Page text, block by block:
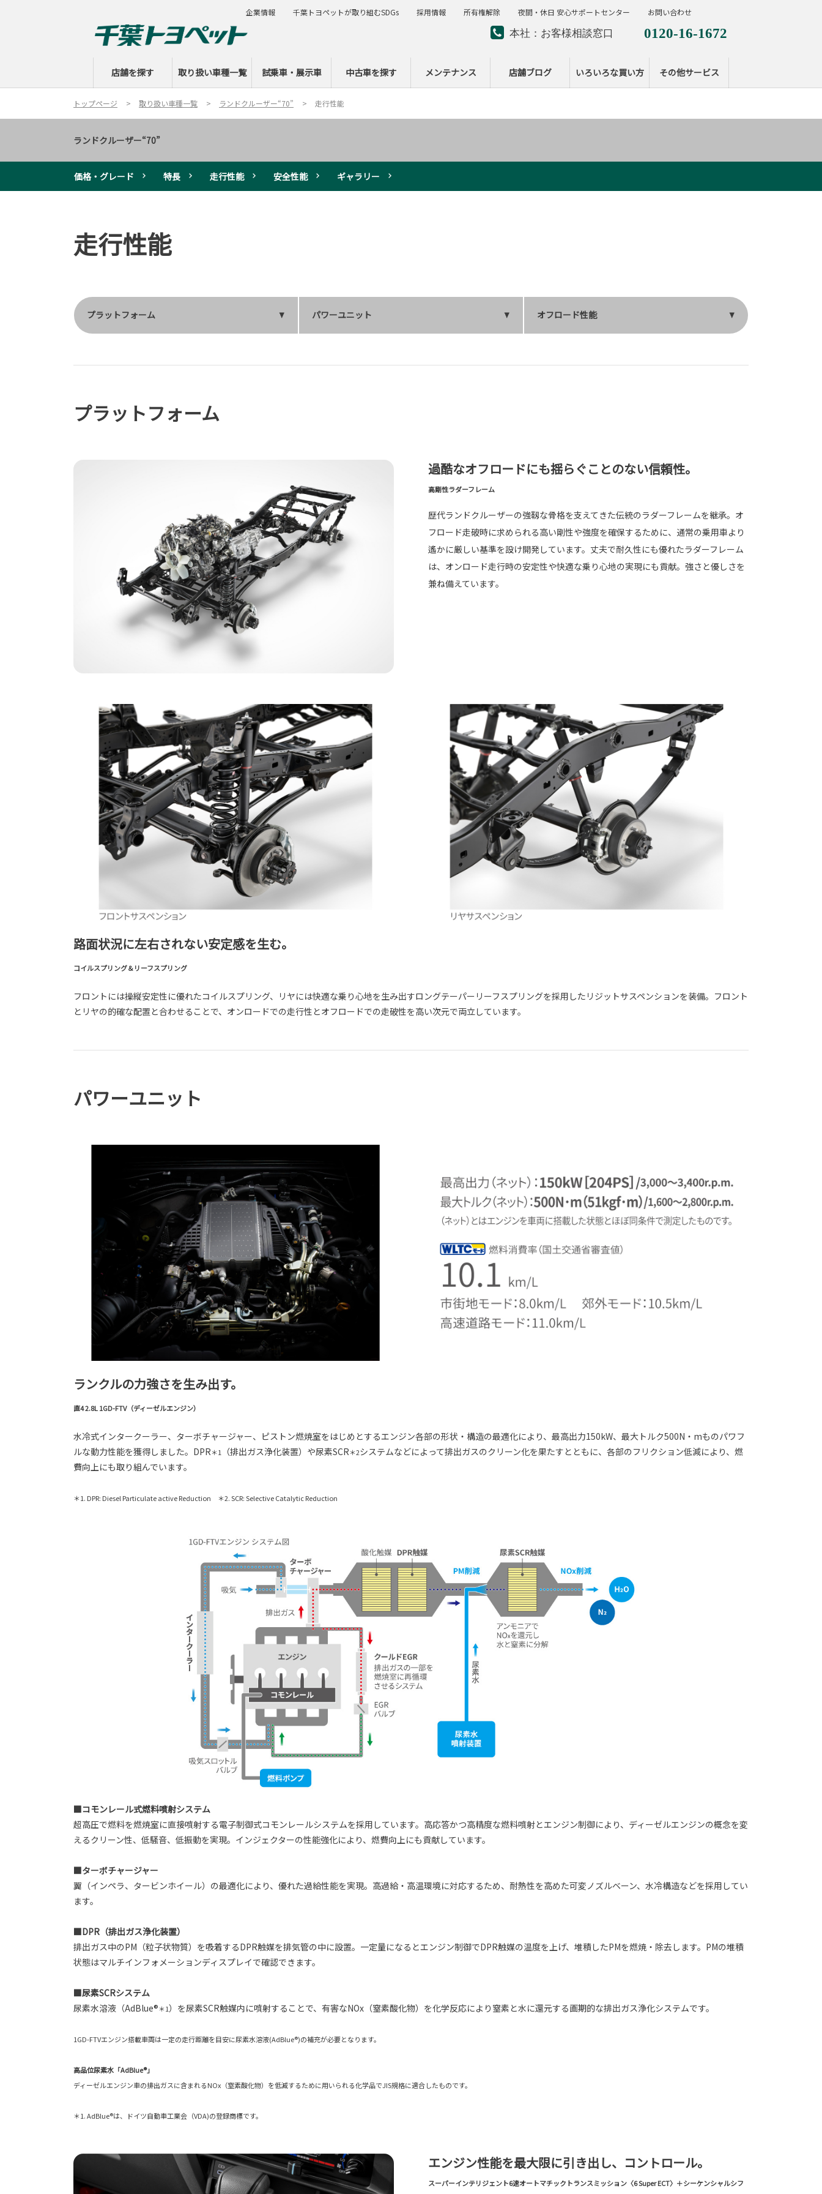
本社：お客様相談窓口 0120-16-1672
ー
店舗を探す 取り扱い車種一覧 試乗車・展示車 中古車を探す メンテナンス 店舗ブログ いろいろな買い方 その他サービス
企業情報 千葉トヨペットが取り組むSDGs 採用情報 所有権解除 夜間・休日 安心サポートセンター お問い合わせ
トップページ 取り扱い車種一覧 ランドクルーザー“70” 走行性能
ランドクルーザー“70”
価格・グレード 特長 走行性能 安全性能 ギャラリー
走行性能
プラットフォーム パワーユニット オフロード性能
プラットフォーム
過酷なオフロードにも揺らぐことのない信頼性。
高剛性ラダーフレーム
歴代ランドクルーザーの強靱な骨格を支えてきた伝統のラダーフレームを継承。オ
フロード走破時に求められる高い剛性や強度を確保するために、通常の乗用車より
遙かに厳しい基準を設け開発しています。丈夫で耐久性にも優れたラダーフレーム
は、オンロード走行時の安定性や快適な乗り心地の実現にも貢献。強さと優しさを
兼ね備えています。
路面状況に左右されない安定感を生む。
コイルスプリング＆リーフスプリング
フロントには操縦安定性に優れたコイルスプリング、リヤには快適な乗り心地を生み出すロングテーパーリーフスプリングを採用したリジットサスペンションを装備。フロント
とリヤの的確な配置と合わせることで、オンロードでの走行性とオフロードでの走破性を高い次元で両立しています。
パワーユニット
ランクルの力強さを生み出す。
直4 2.8L 1GD-FTV（ディーゼルエンジン）
水冷式インタークーラー、ターボチャージャー、ピストン燃焼室をはじめとするエンジン各部の形状・構造の最適化により、最高出力150kW、最大トルク500N・mものパワフ
ルな動力性能を獲得しました。DPR＊1 （排出ガス浄化装置）や尿素SCR＊2システムなどによって排出ガスのクリーン化を果たすとともに、各部のフリクション低減により、燃
費向上にも取り組んでいます。
＊1. DPR: Diesel Particulate active Reduction ＊2. SCR: Selective Catalytic Reduction
■コモンレール式燃料噴射システム
超高圧で燃料を燃焼室に直接噴射する電子制御式コモンレールシステムを採用しています。高応答かつ高精度な燃料噴射とエンジン制御により、ディーゼルエンジンの概念を変
えるクリーン性、低騒音、低振動を実現。インジェクターの性能強化により、燃費向上にも貢献しています。
■ターボチャージャー
翼（インペラ、タービンホイール）の最適化により、優れた過給性能を実現。高過給・高温環境に対応するため、耐熱性を高めた可変ノズルベーン、水冷構造などを採用してい
ます。
■DPR（排出ガス浄化装置）
排出ガス中のPM（粒子状物質）を吸着するDPR触媒を排気管の中に設置。一定量になるとエンジン制御でDPR触媒の温度を上げ、堆積したPMを燃焼・除去します。PMの堆積
状態はマルチインフォメーションディスプレイで確認できます。
■尿素SCRシステム
尿素水溶液（AdBlue®＊1）を尿素SCR触媒内に噴射することで、有害なNOx（窒素酸化物）を化学反応により窒素と水に還元する画期的な排出ガス浄化システムです。
1GD-FTVエンジン搭載車両は一定の走行距離を目安に尿素水溶液(AdBlue®)の補充が必要となります。
高品位尿素水「AdBlue®」
ディーゼルエンジン車の排出ガスに含まれるNOx（窒素酸化物）を低減するために用いられる化学品でJIS規格に適合したものです。
＊1. AdBlue®は、ドイツ自動車工業会（VDA)の登録商標です。
エンジン性能を最大限に引き出し、コントロール。
スーパーインテリジェント6速オートマチックトランスミッション〈6 Super ECT〉＋シーケンシャルシフ